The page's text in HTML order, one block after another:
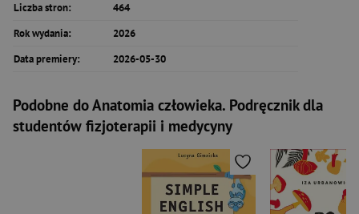
Liczba stron:
464
Rok wydania:
2026
Data premiery:
2026-05-30
Podobne do Anatomia człowieka. Podręcznik dla
studentów fizjoterapii i medycyny